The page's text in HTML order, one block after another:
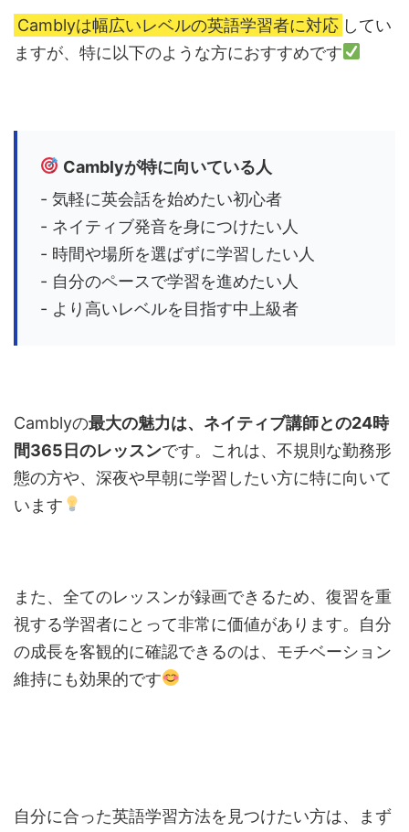
Camblyは幅広いレベルの英語学習者に対応 してい
ますが、特に以下のような方におすすめです
Camblyが特に向いている人
- 気軽に英会話を始めたい初心者
- ネイティブ発音を身につけたい人
- 時間や場所を選ばずに学習したい人
- 自分のペースで学習を進めたい人
- より高いレベルを目指す中上級者
Camblyの最大の魅力は、ネイティブ講師との24時
間365日のレッスンです。これは、不規則な勤務形
態の方や、深夜や早朝に学習したい方に特に向いて
います
また、全てのレッスンが録画できるため、復習を重
視する学習者にとって非常に価値があります。自分
の成長を客観的に確認できるのは、モチベーション
維持にも効果的です
自分に合った英語学習方法を見つけたい方は、まず